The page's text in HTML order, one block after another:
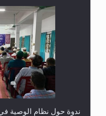
ندوة حول نظام الوصية